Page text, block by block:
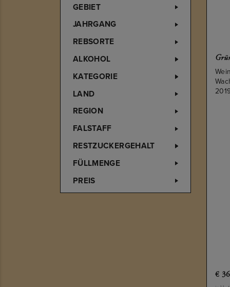
GEBIET
JAHRGANG
REBSORTE
ALKOHOL
KATEGORIE
LAND
REGION
FALSTAFF
RESTZUCKERGEHALT
FÜLLMENGE
PREIS
€